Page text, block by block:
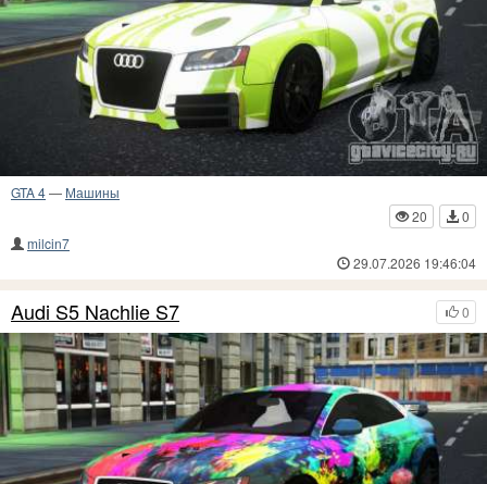
GTA 4— Машины
20
0
milcin7
29.07.2026 19:46:04
0
Audi S5 Nachlie S7